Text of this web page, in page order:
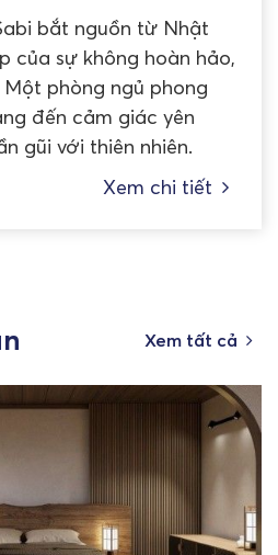
bắt nguồn từ Nhật
của sự không hoàn hảo,
phòng ngủ phong
đến cảm giác yên
gũi với thiên nhiên.
Xem chi tiết
Xem tất cả